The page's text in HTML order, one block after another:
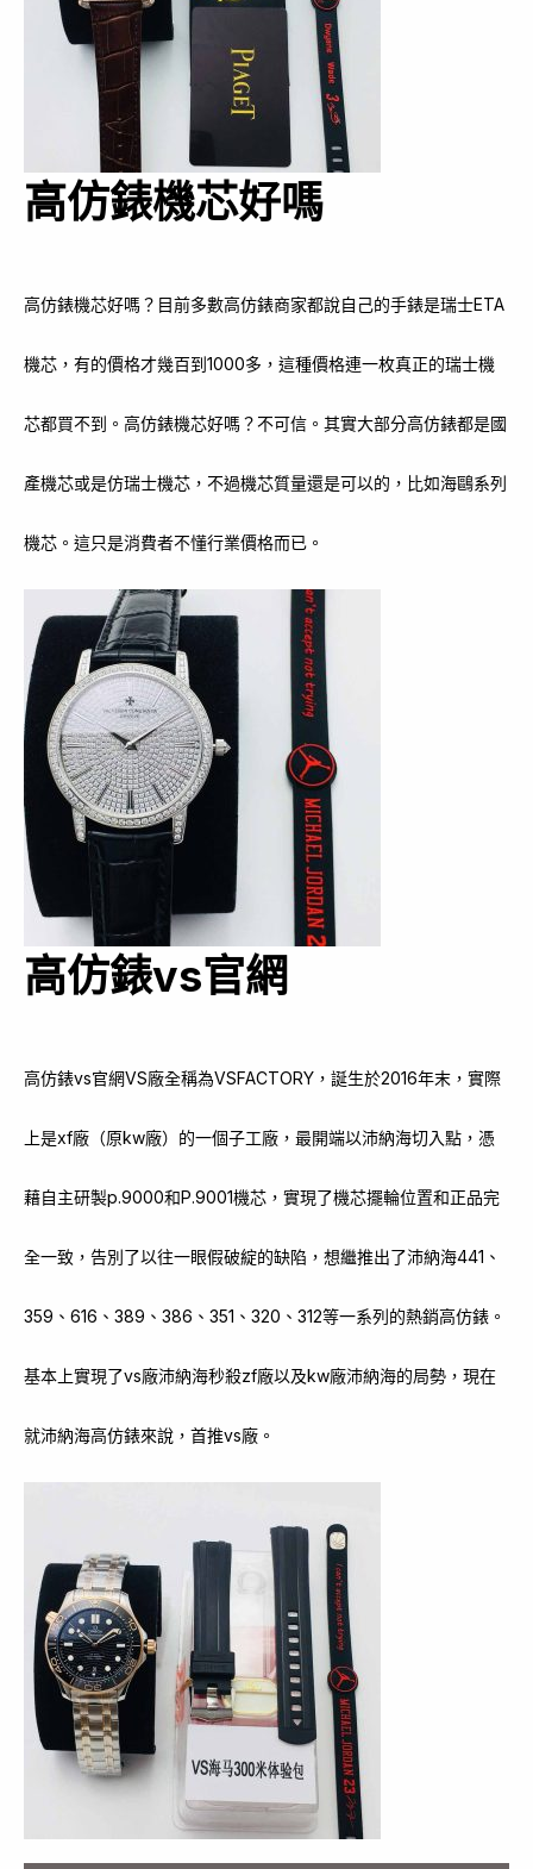
高仿錶機芯好嗎
高仿錶機芯好嗎？目前多數高仿錶商家都說自己的手錶是瑞士ETA
機芯，有的價格才幾百到1000多，這種價格連一枚真正的瑞士機
芯都買不到。高仿錶機芯好嗎？不可信。其實大部分高仿錶都是國
產機芯或是仿瑞士機芯，不過機芯質量還是可以的，比如海鷗系列
機芯。這只是消費者不懂行業價格而已。
高仿錶vs官網
高仿錶vs官網VS廠全稱為VSFACTORY，誕生於2016年末，實際
上是xf廠（原kw廠）的一個子工廠，最開端以沛納海切入點，憑
藉自主研製p.9000和P.9001機芯，實現了機芯擺輪位置和正品完
全一致，告別了以往一眼假破綻的缺陷，想繼推出了沛納海441、
359、616、389、386、351、320、312等一系列的熱銷高仿錶。
基本上實現了vs廠沛納海秒殺zf廠以及kw廠沛納海的局勢，現在
就沛納海高仿錶來說，首推vs廠。